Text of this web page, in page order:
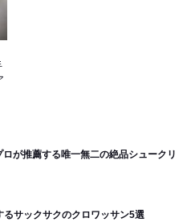
が推薦する唯一無二の絶品シュークリ
るサックサクのクロワッサン5選